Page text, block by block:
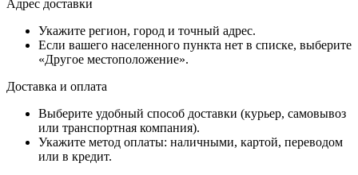
Адрес доставки
Укажите регион, город и точный адрес.
Если вашего населенного пункта нет в списке, выберите
«Другое местоположение».
Доставка и оплата
Выберите удобный способ доставки (курьер, самовывоз
или транспортная компания).
Укажите метод оплаты: наличными, картой, переводом
или в кредит.